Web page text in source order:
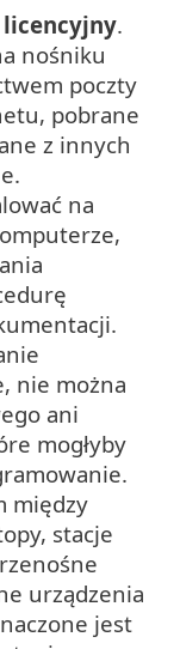
.
nośniku
poczty
pobrane
z innych
na
nie można
ani
mogłyby
między
stacje
urządzenia
jest